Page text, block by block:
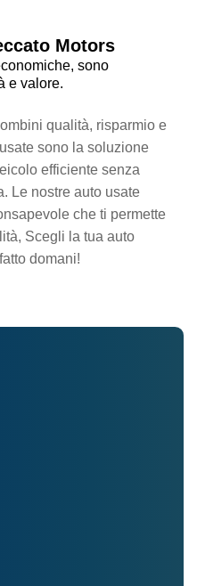
Motors
sono
e valore.
qualità, risparmio e
sono la soluzione
efficiente senza
Le nostre auto usate
che ti permette
Scegli la tua auto
domani!